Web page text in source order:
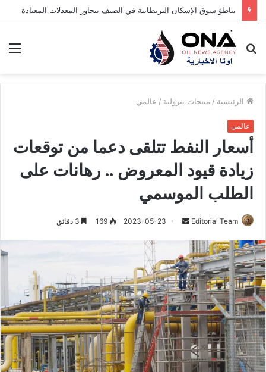
بين البحر والموازنة… المصريون يهربون من غلاء المصايف إلى رحلات اليوم الواحد
بحث
الرئيسية / منتجات بترولية / عالمي
عالمي
أسعار النفط تتلقى دعما من توقعات
زيادة قيود المعروض .. رهانات على
الطلب الموسمي
Editorial Team
ل
ب
ر
ي
د
ا
إ
ل
2023-05-23
169